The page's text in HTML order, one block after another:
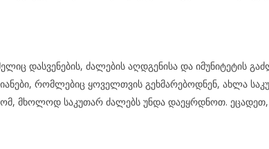
დასვენების, ძალების აღდგენისა და იმუნიტეტის
რომლებიც ყოველთვის გეხმარებოდნენ, ახლა
მხოლოდ საკუთარ ძალებს უნდა დაეყრდნოთ. ეცადეთ,